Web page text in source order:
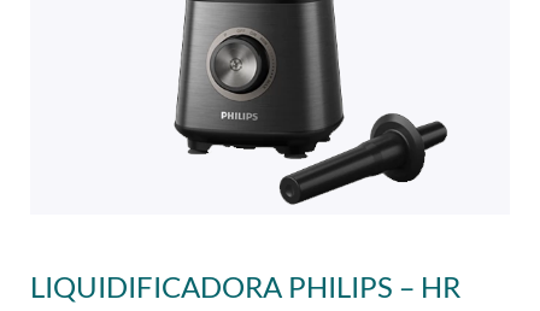
LIQUIDIFICADORA PHILIPS – HR